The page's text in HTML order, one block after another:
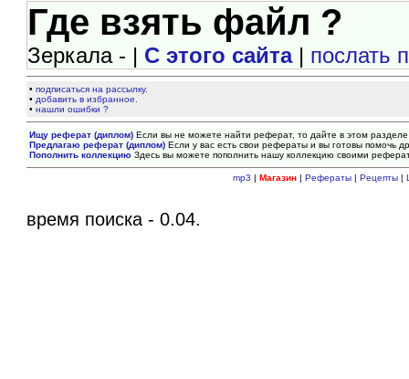
Где взять файл ?
Зеркала - | С этого сайта| послать
•подписаться на рассылку.
• добавить в избранное.
•нашли ошибки ?
Ищу реферат (диплом) Если вы не можете найти реферат, то дайте в этом
Предлагаю реферат (диплом) Если у вас есть свои рефераты и вы готовы помочь
Пополнить коллекцию Здесь вы можете пополнить нашу коллекцию своими
mp3 | Магазин| Рефераты| Рецепты|
время поиска - 0.04.